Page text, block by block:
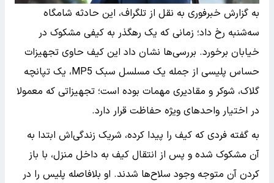
به گزارش خبرفوری به نقل از تلگراف، این حادثه شامگاه
سه‌شنبه رخ داد؛ زمانی که یک رهگذر به کیفی مشکوک در
خیابان برخورد. بررسی‌ها نشان داد این کیف حاوی تجهیزات
حساس پلیسی از جمله یک مسلسل سبک MP5، یک تپانچه
گلاک، شوکر و مقادیری مهمات بوده است؛ تجهیزاتی که معمولا
در اختیار واحدهای ویژه حفاظت قرار دارد.
به گفته فردی که کیف را پیدا کرده، شریک زندگی‌اش ابتدا به
آن مشکوک شده و پس از انتقال کیف به داخل منزل، با باز
کردن آن متوجه وجود سلاح‌ها شدند. او بلافاصله پلیس را در